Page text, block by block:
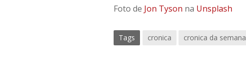
Foto de Jon Tyson na Unsplash
Tags cronica cronica da semana